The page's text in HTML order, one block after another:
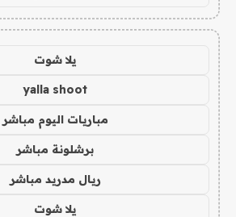
يلا شوت
yalla shoot
مباريات اليوم مباشر
برشلونة مباشر
ريال مدريد مباشر
يلا شوت